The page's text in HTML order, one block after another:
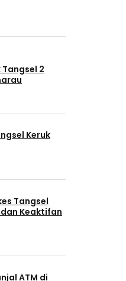
2
Keruk
Tangsel
Keaktifan
ATM di